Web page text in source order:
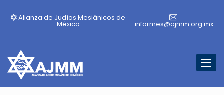
Alianza de Judíos Mesiánicos de
México informes@ajmm.org.mx